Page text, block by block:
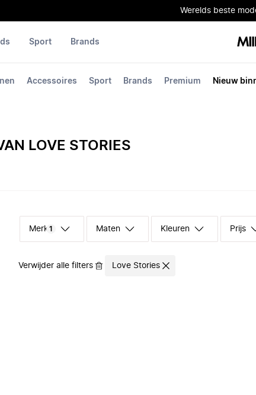
Werelds beste
Accessoires Sport Brands Premium Nieuw
Sport Brands
LOVE STORIES
Merk 1 Maten Kleuren Prijs
Verwijder alle filters Love Stories